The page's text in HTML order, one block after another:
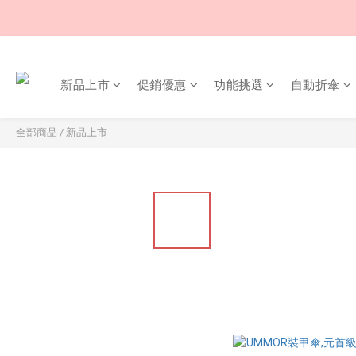
新品上市 促銷優惠 功能挑選 自動折傘
全部商品 / 新品上市